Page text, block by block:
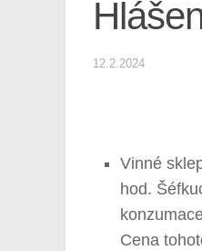
12.2.2024
Vinné
hod.
Cena